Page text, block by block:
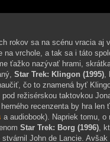
rokov sa na scénu vracia aj
na vrchole, a tak sa i táto
ťažko nazývať hrami,
Star Trek: Klingon (1995),
čo to znamená byť
režisérskou taktovkou
recenzenta by hra
a audiobook). Napriek tomu,
Star Trek: Borg (1996),
John de Lancie.